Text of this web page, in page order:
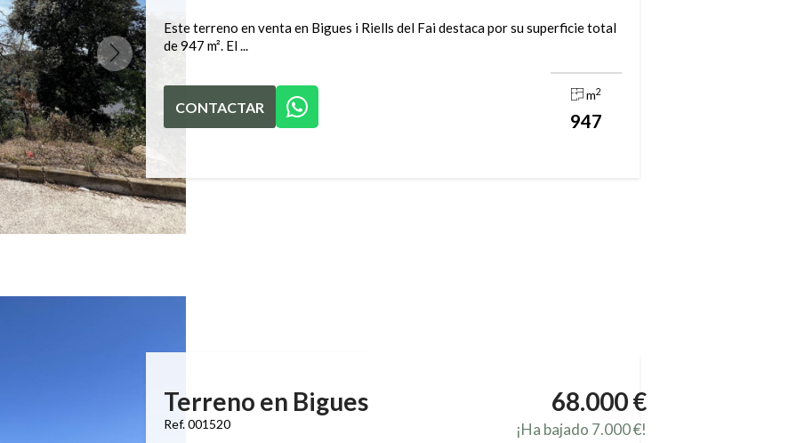
Este terreno en venta en Bigues i Riells del Fai destaca por su superficie total
de 947 m². El ...
CONTACTAR
m2
947
Terreno en Bigues
Ref. 001520
68.000 €
¡Ha bajado 7.000 €!